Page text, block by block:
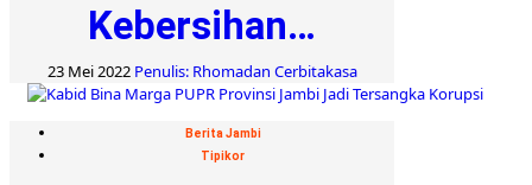
Kebersihan…
23 Mei 2022 Penulis: Rhomadan Cerbitakasa
Berita Jambi
Tipikor